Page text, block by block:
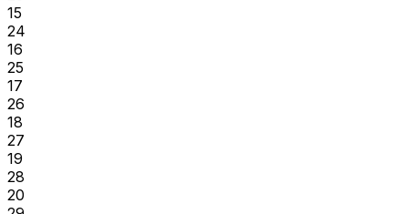
15
24
16
25
17
26
18
27
19
28
20